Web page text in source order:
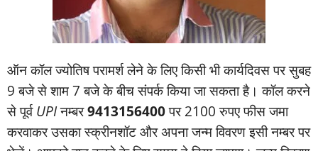
ऑन कॉल ज्‍योतिष परामर्श लेने के लिए किसी भी कार्यदिवस पर सुबह
9 बजे से शाम 7 बजे के बीच संपर्क किया जा सकता है। कॉल करने
से पूर्वUPIनम्‍बर9413156400पर 2100 रुपए फीस जमा
करवाकर उसका स्‍क्रीनशॉट और अपना जन्‍म विवरण इसी नम्‍बर पर